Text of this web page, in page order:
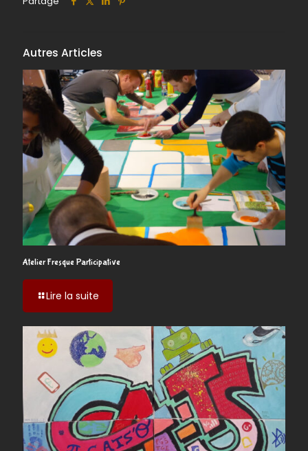
Autres Articles
Atelier Fresque Participative
Lire la suite
Fresque
Participative